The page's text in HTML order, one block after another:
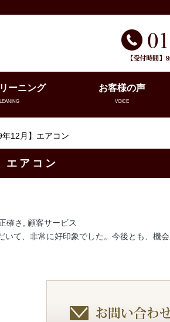
ーニング お客様の声
VOICE
12月】エアコン
エアコン
確さ, 顧客サービス
いて、非常に好印象でした。今後とも、機